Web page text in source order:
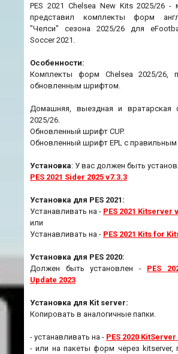
PES 2021 Chelsea New Kits 2025/26 -
представил комплекты форм
"Челси" сезона 2025/26 для
Soccer 2021.
Особенности:
Комплекты форм Chelsea 2025/26,
обновленным шрифтом.
Домашняя, выездная и вратарская
2025/26.
Обновленный шрифт CUP.
Обновленный шрифт EPL с правильным
Установка: У вас должен быть
PES 2021 Sider 2025 v7.3.3
Установка для PES 2021:
Устанавливать на - PES 2021 Kitserver
или
Устанавливать на - PES 2021 Kits for
Установка для PES 2020:
Должен быть установлен - PES
Update 2023
Установка для Kit server:
Копировать в аналогичные папки.
- устанавливать на - PES 2020 KitServer
- или на пакеты форм через kitserver,